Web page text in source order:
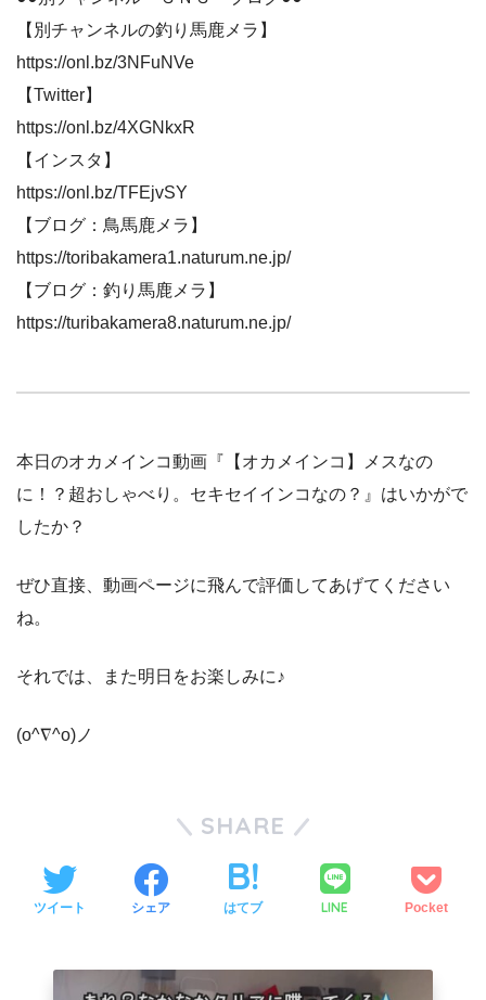
【別チャンネルの釣り馬鹿メラ】
https://onl.bz/3NFuNVe
【Twitter】
https://onl.bz/4XGNkxR
【インスタ】
https://onl.bz/TFEjvSY
【ブログ：鳥馬鹿メラ】
https://toribakamera1.naturum.ne.jp/
【ブログ：釣り馬鹿メラ】
https://turibakamera8.naturum.ne.jp/
本日のオカメインコ動画『【オカメインコ】メスなの
に！？超おしゃべり。セキセイインコなの？』はいかがで
したか？
ぜひ直接、動画ページに飛んで評価してあげてください
ね。
それでは、また明日をお楽しみに♪
(o^∇^o)ノ
SHARE
ツイート シェア はてブ LINE Pocket